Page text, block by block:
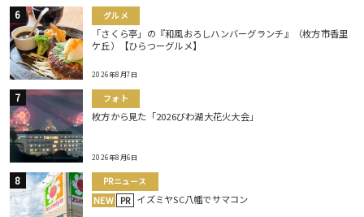
グルメ
「さくら亭」の『和風おろしハンバーグランチ』（枚方市香里
ケ丘）【ひらつーグルメ】
2026年8月7日
フォト
枚方から見た「2026びわ湖大花火大会」
2026年8月6日
PRニュース
NEW PR イズミヤSC八幡でサマコン